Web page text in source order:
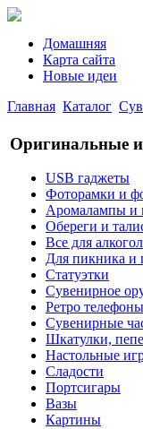
Домашняя
Карта сайта
Новые идеи
Главная Каталог
Оригинальные
USB гаджеты
Фоторамки и
Аромалампы и
Обереги и
Все для
Для пикника и
Статуэтки
Сувенирное
Ретро телефоны
Сувенирные
Шкатулки,
Настольные
Сладости
Портсигары
Вазы
Картины